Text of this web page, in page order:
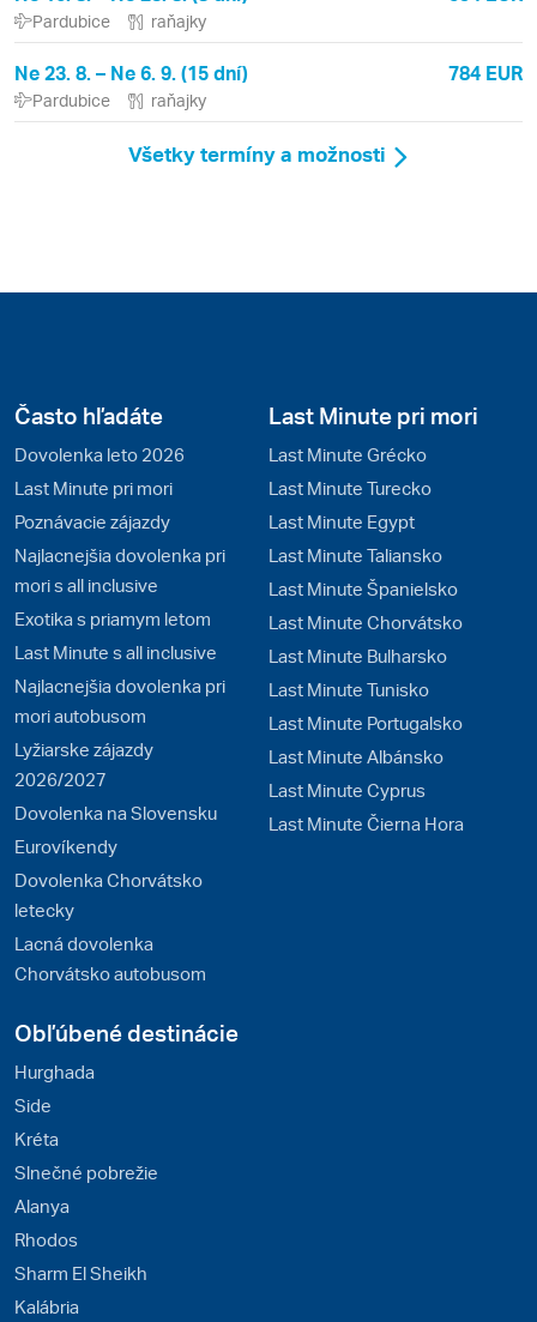
Pardubice raňajky
Ne 23. 8. – Ne 6. 9. (15 dní) 784 EUR
Pardubice raňajky
Všetky termíny a možnosti
Často hľadáte
Dovolenka leto 2026
Last Minute pri mori
Poznávacie zájazdy
Najlacnejšia dovolenka pri
mori s all inclusive
Exotika s priamym letom
Last Minute s all inclusive
Najlacnejšia dovolenka pri
mori autobusom
Lyžiarske zájazdy
2026/2027
Dovolenka na Slovensku
Eurovíkendy
Dovolenka Chorvátsko
letecky
Lacná dovolenka
Chorvátsko autobusom
Last Minute pri mori
Last Minute Grécko
Last Minute Turecko
Last Minute Egypt
Last Minute Taliansko
Last Minute Španielsko
Last Minute Chorvátsko
Last Minute Bulharsko
Last Minute Tunisko
Last Minute Portugalsko
Last Minute Albánsko
Last Minute Cyprus
Last Minute Čierna Hora
Obľúbené destinácie
Hurghada
Side
Kréta
Slnečné pobrežie
Alanya
Rhodos
Sharm El Sheikh
Kalábria